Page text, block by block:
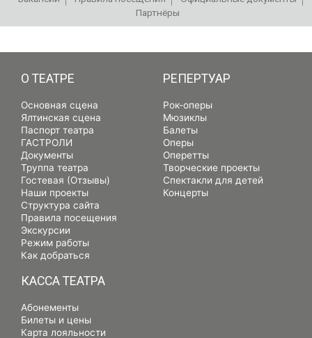
Партнёры
О ТЕАТРЕ
Основная сцена
Ялтинская сцена
Паспорт театра
ГАСТРОЛИ
Документы
Труппа театра
Гостевая (Отзывы)
Наши проекты
Структура сайта
Правила посещения
Экскурсии
Режим работы
Как добраться
РЕПЕРТУАР
Рок-оперы
Мюзиклы
Балеты
Оперы
Оперетты
Творческие проекты
Спектакли для детей
Концерты
КАССА ТЕАТРА
Абонементы
Билеты и цены
Карта лояльности